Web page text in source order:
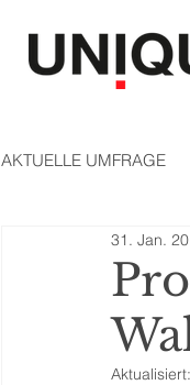
AKTUELLE UMFRAGE
31. Jan.
Aktualisiert: